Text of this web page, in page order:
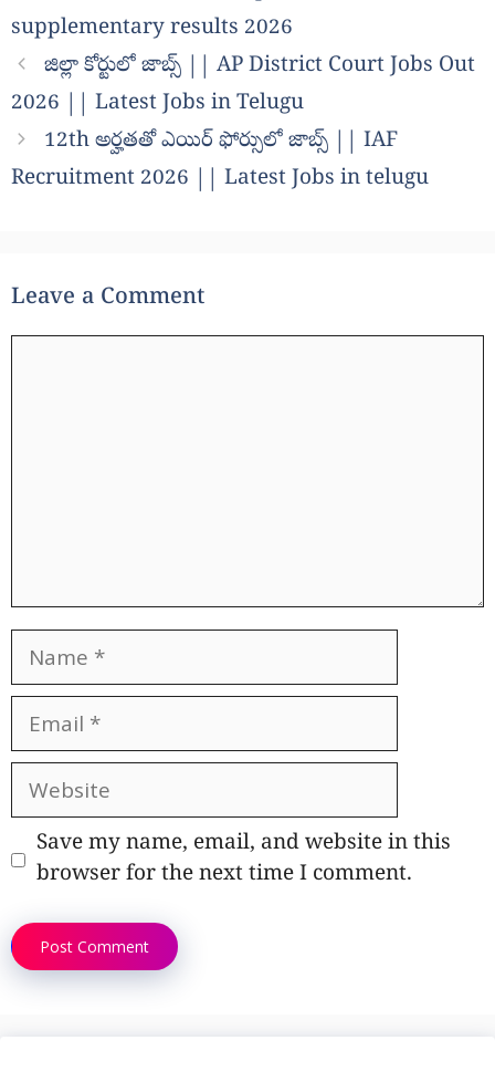
supplementary results 2026
జిల్లా కోర్టులో జాబ్స్ || AP District Court Jobs Out
2026 || Latest Jobs in Telugu
12th అర్హతతో ఎయిర్ ఫోర్సులో జాబ్స్ || IAF
Recruitment 2026 || Latest Jobs in telugu
Leave a Comment
Name
Email
Website
Save my name, email, and website in this
browser for the next time I comment.